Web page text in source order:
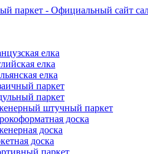
елка
елка
елка
паркет
паркет
штучный паркет
доска
доска
доска
паркет